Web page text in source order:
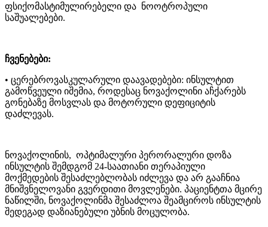
ფსიქომასტიმულირებელი და ნოოტროპული
საშუალებები.
ჩვენებები:
• ცერებროვასკულარული დაავადებები: ინსულტით
გამოწვეული იშემია, როდესაც ნოვაქოლინი აჩქარებს
გონებაზე მოსვლას და მოტორული დეფიციტის
დაძლევას.
ნოვაქოლინის, ოპტიმალური პერორალური დოზა
ინსულტის შემდგომ 24-საათიანი თერაპიული
მოქმედების შესაძლებლობას იძლევა და არ გააჩნია
მნიშვნელოვანი გვერდითი მოვლენები. პაციენტთა მცირე
ნაწილში, ნოვაქოლინმა შესაძლოა შეამციროს ინსულტის
შედეგად დაზიანებული უბნის მოცულობა.